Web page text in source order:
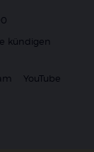
kündigen
YouTube